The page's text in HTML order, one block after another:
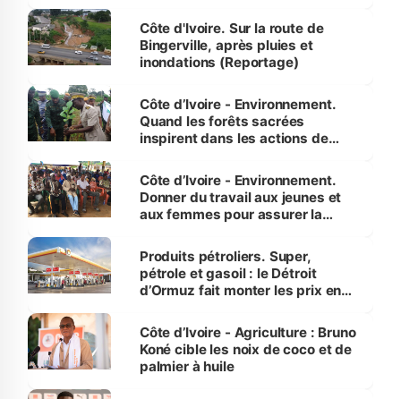
(Alassane Ouattara
Côte d'Ivoire. Sur la route de
Bingerville, après pluies et
inondations (Reportage)
Côte d’Ivoire - Environnement.
Quand les forêts sacrées
inspirent dans les actions de
Côte d’Ivoire - Environnement.
Donner du travail aux jeunes et
aux femmes pour assurer la
menacées
Produits pétroliers. Super,
pétrole et gasoil : le Détroit
d’Ormuz fait monter les prix en
Côte d’Ivoire - Agriculture : Bruno
Koné cible les noix de coco et de
palmier à huile